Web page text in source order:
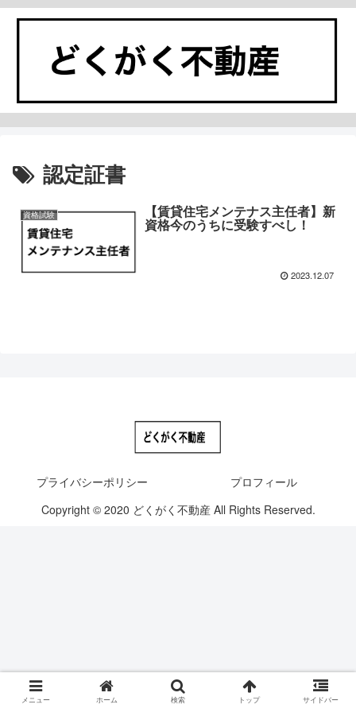
認定証書
資格試験 【賃貸住宅メンテナス主任者】新
資格今のうちに受験すべし！
2023.12.07
プライバシーポリシー
プロフィール
Copyright © 2020 どくがく不動産 All Rights Reserved.
メニュー ホーム 検索 トップ サイドバー